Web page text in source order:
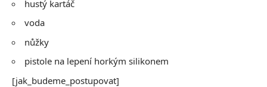
hustý kartáč
voda
nůžky
pistole na lepení horkým silikonem
[jak_budeme_postupovat]